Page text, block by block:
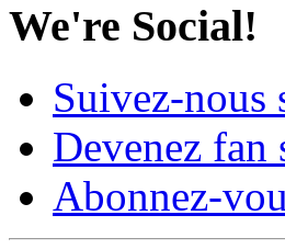
We're Social!
Suivez-nous
Devenez fan
Abonnez-